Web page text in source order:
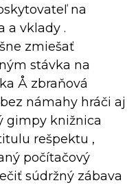
na
a vklady .
zmiešať
stávka na
Å zbraňová
námahy hráči aj
gimpy knižnica
rešpektu ,
počítačový
súdržný zábava